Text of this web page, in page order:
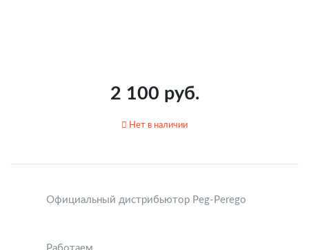
2 100 руб.
Нет в наличии
Официальный дистрибьютор Peg-Perego